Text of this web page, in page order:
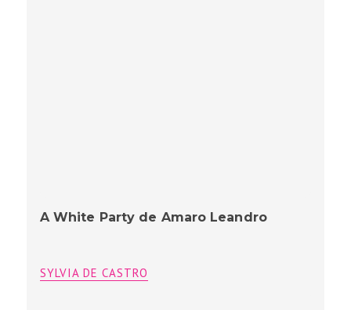
A White Party de Amaro Leandro
SYLVIA DE CASTRO